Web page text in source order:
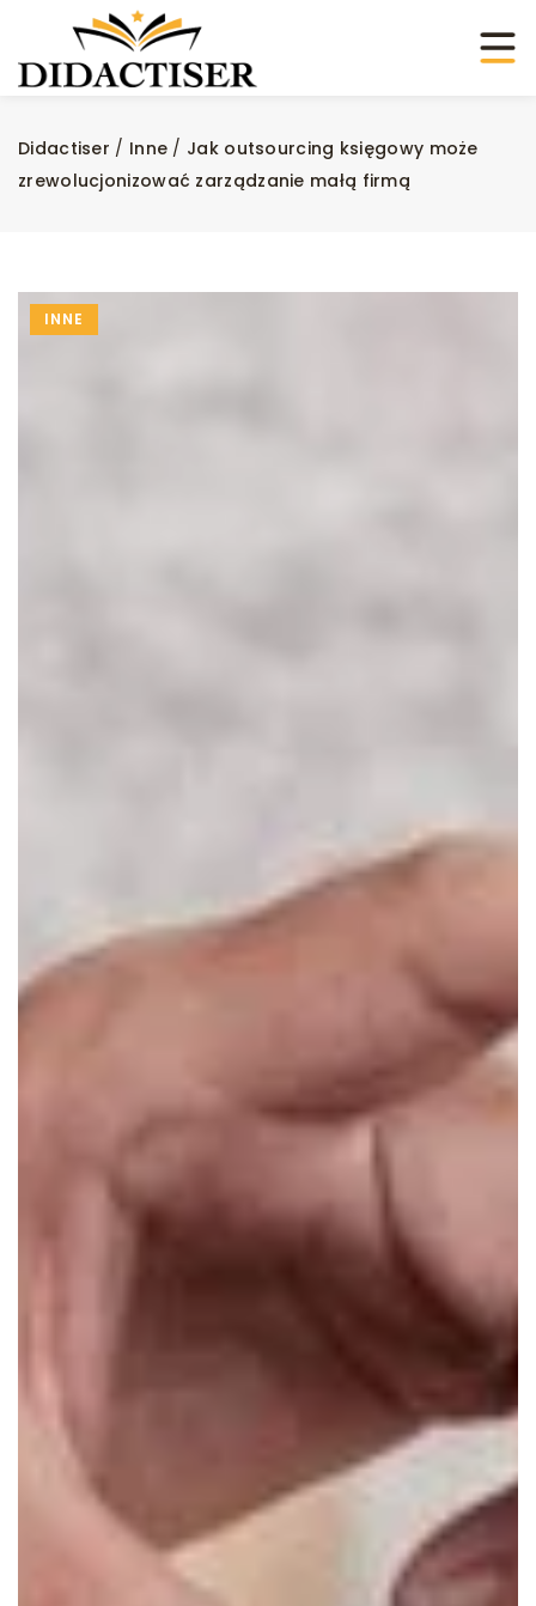
Didactiser / Inne / Jak outsourcing księgowy może
zrewolucjonizować zarządzanie małą firmą
INNE